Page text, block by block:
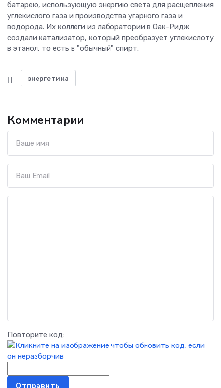
батарею, использующую энергию света для расщепления
углекислого газа и производства угарного газа и
водорода. Их коллеги из лаборатории в Оак-Ридж
создали катализатор, который преобразует углекислоту
в этанол, то есть в "обычный" спирт.
энергетика
Комментарии
Повторите код:
Отправить